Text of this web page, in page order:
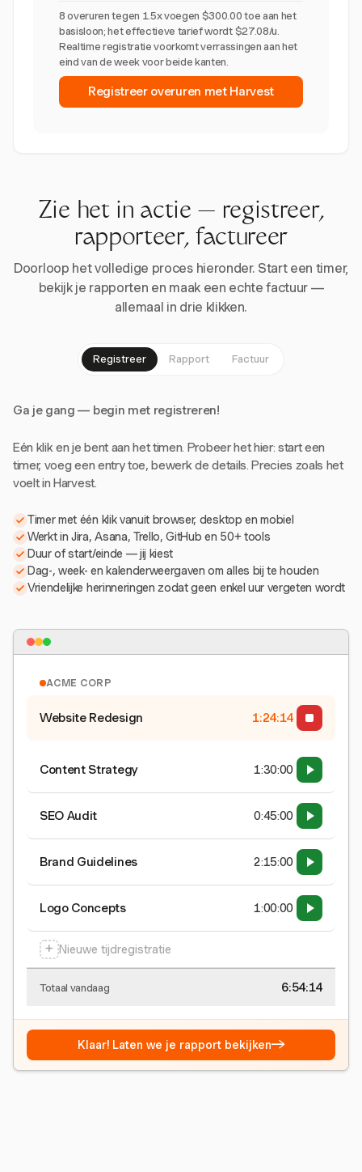
8 overuren tegen 1.5x voegen $300.00 toe aan het
basisloon; het effectieve tarief wordt $27.08/u.
Realtime registratie voorkomt verrassingen aan het
eind van de week voor beide kanten.
Registreer overuren met Harvest
Zie het in actie — registreer,
rapporteer, factureer
Doorloop het volledige proces hieronder. Start een timer,
bekijk je rapporten en maak een echte factuur —
allemaal in drie klikken.
Registreer Rapport Factuur
Ga je gang — begin met registreren!
Eén klik en je bent aan het timen. Probeer het hier: start een
timer, voeg een entry toe, bewerk de details. Precies zoals het
voelt in Harvest.
Timer met één klik vanuit browser, desktop en mobiel
Werkt in Jira, Asana, Trello, GitHub en 50+ tools
Duur of start/einde — jij kiest
Dag-, week- en kalenderweergaven om alles bij te houden
Vriendelijke herinneringen zodat geen enkel uur vergeten wordt
ACME CORP
Website Redesign 1:24:15
Content Strategy 1:30:00
SEO Audit 0:45:00
Brand Guidelines 2:15:00
Logo Concepts 1:00:00
+ Nieuwe tijdregistratie
Totaal vandaag 6:54:15
Klaar! Laten we je rapport bekijken→